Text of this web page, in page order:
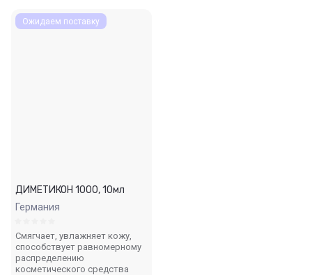
Цена - возрастание
Ожидаем поставку
ДИМЕТИКОН 1000, 10мл
Германия
Смягчает, увлажняет кожу,
способствует равномерному
распределению
косметического средства